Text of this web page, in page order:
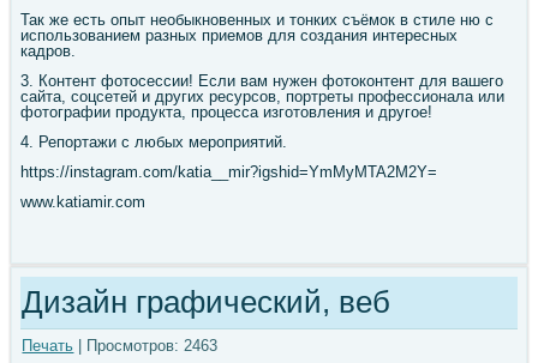
Так же есть опыт необыкновенных и тонких съёмок в стиле ню с
использованием разных приемов для создания интересных
кадров.
3. Контент фотосессии! Если вам нужен фотоконтент для вашего
сайта, соцсетей и других ресурсов, портреты профессионала или
фотографии продукта, процесса изготовления и другое!
4. Репортажи с любых мероприятий.
https://instagram.com/katia__mir?igshid=YmMyMTA2M2Y=
www.katiamir.com
Дизайн графический, веб
Печать | Просмотров: 2463